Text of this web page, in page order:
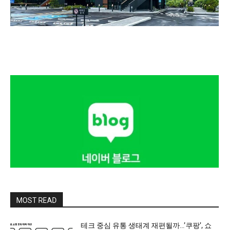
MOST READ
테크 중심 유통 생태계 재편될까…’쿠팡’, 쇼